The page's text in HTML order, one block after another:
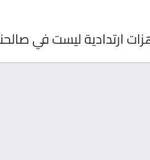
ارتدادية ليست في